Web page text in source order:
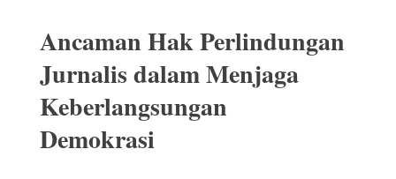
Ancaman Hak Perlindungan
Jurnalis dalam Menjaga
Keberlangsungan
Demokrasi